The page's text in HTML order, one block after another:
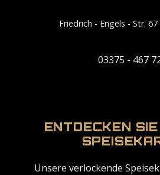
Friedrich - Engels - Str.
03375 - 467
ENTDECKEN
Unsere verlockende